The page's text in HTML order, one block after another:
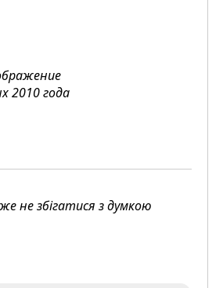
2010 года
не збігатися з думкою